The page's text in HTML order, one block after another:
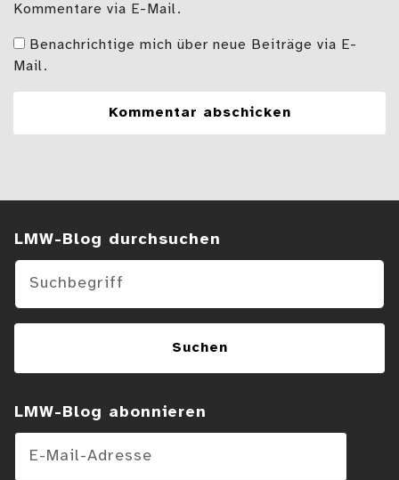
Kommentare via E-Mail.
Benachrichtige mich über neue Beiträge via E-
Mail.
LMW-Blog abonnieren
E-Mail-Adresse
Suchen im Blog
LMW-Blog durchsuchen
Suchen